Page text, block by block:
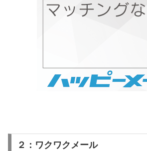
２：ワクワクメール